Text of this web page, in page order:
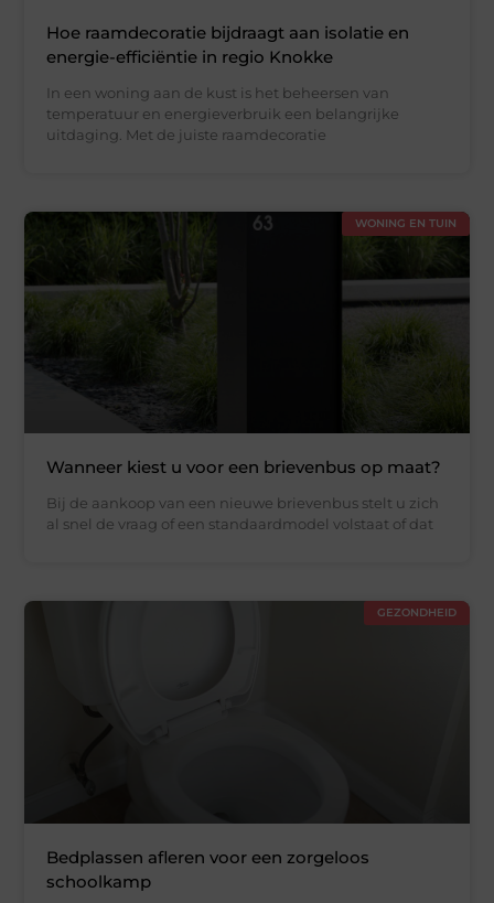
Hoe raamdecoratie bijdraagt aan isolatie en
energie-efficiëntie in regio Knokke
In een woning aan de kust is het beheersen van
temperatuur en energieverbruik een belangrijke
uitdaging. Met de juiste raamdecoratie
WONING EN TUIN
Wanneer kiest u voor een brievenbus op maat?
Bij de aankoop van een nieuwe brievenbus stelt u zich
al snel de vraag of een standaardmodel volstaat of dat
GEZONDHEID
Bedplassen afleren voor een zorgeloos
schoolkamp